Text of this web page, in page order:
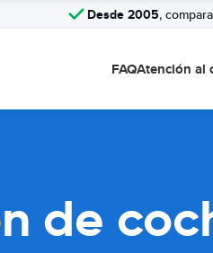
Desde 2005,
FAQAtención al
de